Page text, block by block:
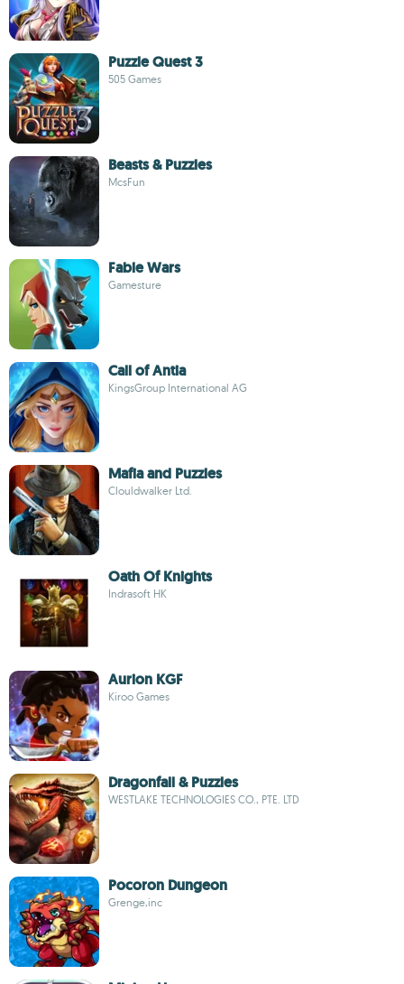
Puzzle Quest 3
505 Games
Beasts & Puzzles
McsFun
Fable Wars
Gamesture
Call of Antia
KingsGroup International AG
Mafia and Puzzles
Clouldwalker Ltd.
Oath Of Knights
Indrasoft HK
Aurion KGF
Kiroo Games
Dragonfall & Puzzles
WESTLAKE TECHNOLOGIES CO., PTE. LTD
Pocoron Dungeon
Grenge,inc